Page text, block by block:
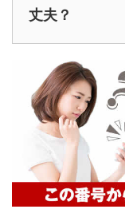
丈夫？